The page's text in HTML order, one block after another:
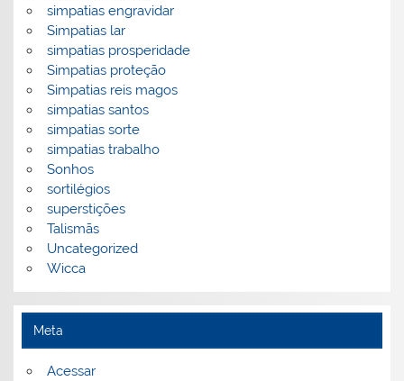
simpatias engravidar
Simpatias lar
simpatias prosperidade
Simpatias proteção
Simpatias reis magos
simpatias santos
simpatias sorte
simpatias trabalho
Sonhos
sortilégios
superstições
Talismãs
Uncategorized
Wicca
Meta
Acessar